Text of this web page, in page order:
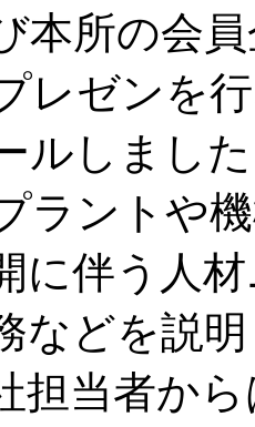
本所の会
レゼンを
ルしまし
ラントや
に伴う人
などを説
担当者か